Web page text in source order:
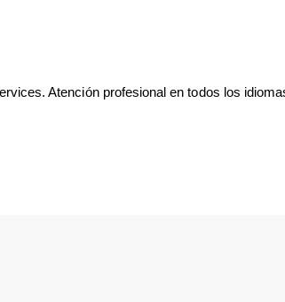
Atención profesional en todos los